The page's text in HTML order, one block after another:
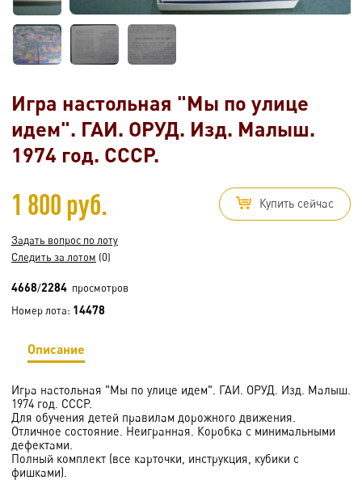
Игра настольная "Мы по улице
идем". ГАИ. ОРУД. Изд. Малыш.
1974 год. СССР.
1 800 руб. Купить сейчас
Задать вопрос по лоту
Следить за лотом (0)
4668/2284 просмотров
Номер лота: 14478
Описание
Игра настольная "Мы по улице идем". ГАИ. ОРУД. Изд. Малыш.
1974 год. СССР.
Для обучения детей правилам дорожного движения.
Отличное состояние. Неигранная. Коробка с минимальными
дефектами.
Полный комплект (все карточки, инструкция, кубики с
фишками).